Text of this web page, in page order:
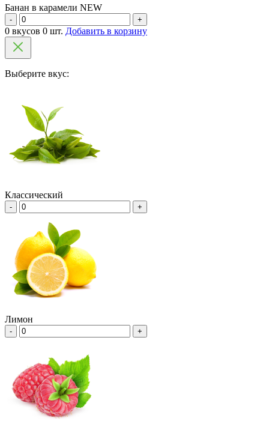
Банан в карамели NEW
- +
0 вкусов 0 шт. Добавить в корзину
Выберите вкус:
Классический
- +
Лимон
- +